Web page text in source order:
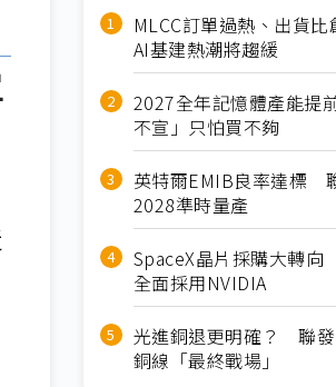
MLCC訂單過熱、出貨
AI基建熱潮將趨緩
2027全年記憶體產能
不宣」只怕買不夠
英特爾EMIB良率達標
2028準時量產
SpaceX晶片採購大轉
全面採用NVIDIA
光進銅退更明確？ 聯
銅線「最終戰場」